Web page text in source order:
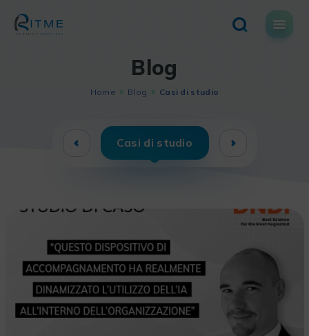
content
Blog
Home Blog Casi di studio
Casi di studio